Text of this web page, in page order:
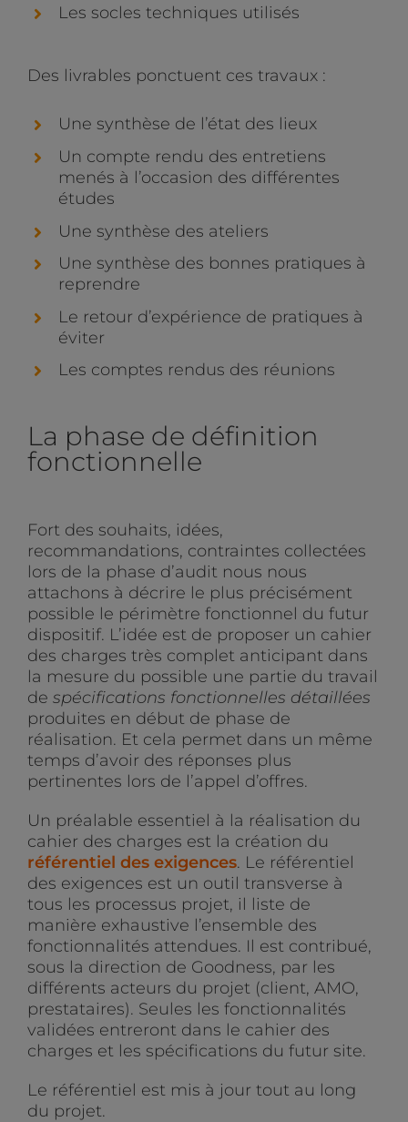
Les socles techniques utilisés
Des livrables ponctuent ces travaux :
Une synthèse de l’état des lieux
Un compte rendu des entretiens
menés à l’occasion des différentes
études
Une synthèse des ateliers
Une synthèse des bonnes pratiques à
reprendre
Le retour d’expérience de pratiques à
éviter
Les comptes rendus des réunions
La phase de définition
fonctionnelle
Fort des souhaits, idées,
recommandations, contraintes collectées
lors de la phase d’audit nous nous
attachons à décrire le plus précisément
possible le périmètre fonctionnel du futur
dispositif. L’idée est de proposer un cahier
des charges très complet anticipant dans
la mesure du possible une partie du travail
de spécifications fonctionnelles détaillées
produites en début de phase de
réalisation. Et cela permet dans un même
temps d’avoir des réponses plus
pertinentes lors de l’appel d’offres.
Un préalable essentiel à la réalisation du
cahier des charges est la création du
référentiel des exigences. Le référentiel
des exigences est un outil transverse à
tous les processus projet, il liste de
manière exhaustive l’ensemble des
fonctionnalités attendues. Il est contribué,
sous la direction de Goodness, par les
différents acteurs du projet (client, AMO,
prestataires). Seules les fonctionnalités
validées entreront dans le cahier des
charges et les spécifications du futur site.
Le référentiel est mis à jour tout au long
du projet.